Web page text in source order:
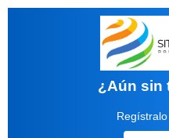
¿Aún sin